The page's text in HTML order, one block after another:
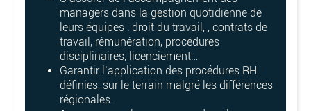
managers dans la gestion quotidienne de
leurs équipes : droit du travail, , contrats de
travail, rémunération, procédures
disciplinaires, licenciement…
Garantir l’application des procédures RH
définies, sur le terrain malgré les différences
régionales.